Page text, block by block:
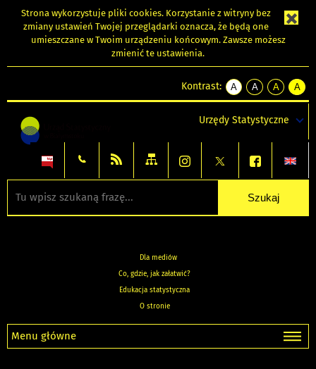
Strona wykorzystuje pliki cookies. Korzystanie z witryny bez
zmiany ustawień Twojej przeglądarki oznacza, że będą one
umieszczane w Twoim urządzeniu końcowym. Zawsze możesz
zmienić te ustawienia.
Kontrast:
A
kontrast
A
kontrast
tekst
czarnym
A
kontrast
tekst
czarnym
A
tekst
żółtym
Urzędy Statystyczne
Dla mediów
Co, gdzie, jak załatwić?
Edukacja statystyczna
O stronie
Menu główne